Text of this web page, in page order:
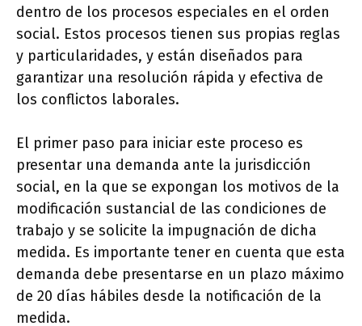
dentro de los procesos especiales en el orden
social. Estos procesos tienen sus propias reglas
y particularidades, y están diseñados para
garantizar una resolución rápida y efectiva de
los conflictos laborales.
El primer paso para iniciar este proceso es
presentar una demanda ante la jurisdicción
social, en la que se expongan los motivos de la
modificación sustancial de las condiciones de
trabajo y se solicite la impugnación de dicha
medida. Es importante tener en cuenta que esta
demanda debe presentarse en un plazo máximo
de 20 días hábiles desde la notificación de la
medida.